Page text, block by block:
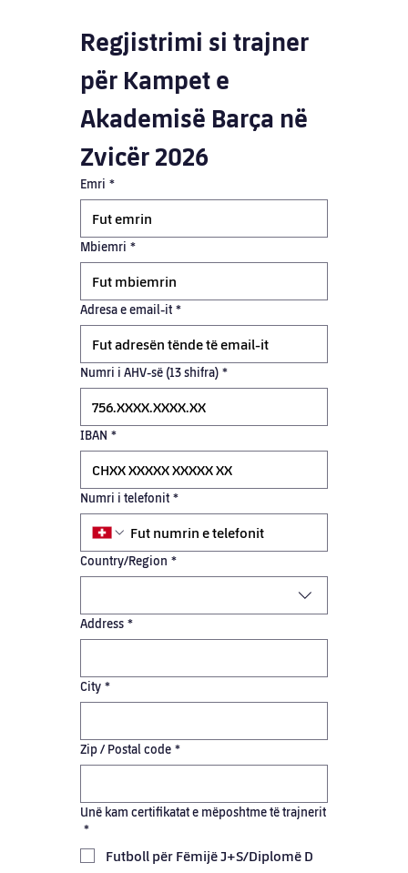
Regjistrimi si trajner
për Kampet e
Akademisë Barça në
Zvicër 2026
Emri *
Mbiemri *
Adresa e email-it *
Numri i AHV-së (13 shifra) *
IBAN *
Numri i telefonit *
Adresë me shumë rreshta
Country/Region *
Address *
City *
Zip / Postal code *
Unë kam certifikatat e mëposhtme të trajnerit
*
Futboll për Fëmijë J+S/Diplomë D